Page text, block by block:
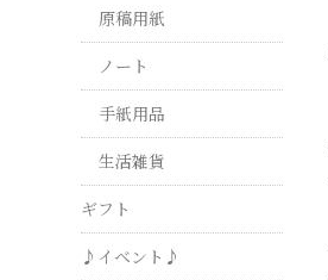
原稿用紙
ノート
手紙用品
生活雑貨
ギフト
♪イベント♪